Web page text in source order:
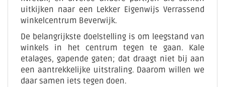
uitkijken naar een Lekker Eigenwijs Verrassend
winkelcentrum Beverwijk.
De belangrijkste doelstelling is om leegstand van
winkels in het centrum tegen te gaan. Kale
etalages, gapende gaten; dat draagt niet bij aan
een aantrekkelijke uitstraling. Daarom willen we
daar samen iets tegen doen.